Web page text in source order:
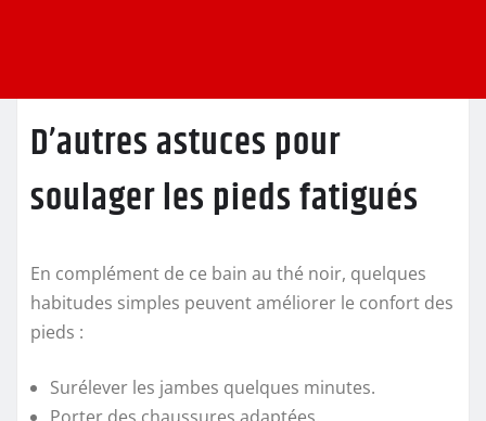
D’autres astuces pour
soulager les pieds fatigués
En complément de ce bain au thé noir, quelques
habitudes simples peuvent améliorer le confort des
pieds :
Surélever les jambes quelques minutes.